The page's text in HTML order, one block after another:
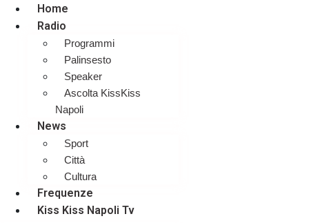
Home
Radio
Programmi
Palinsesto
Speaker
Ascolta KissKiss
Napoli
News
Sport
Città
Cultura
Frequenze
Kiss Kiss Napoli Tv